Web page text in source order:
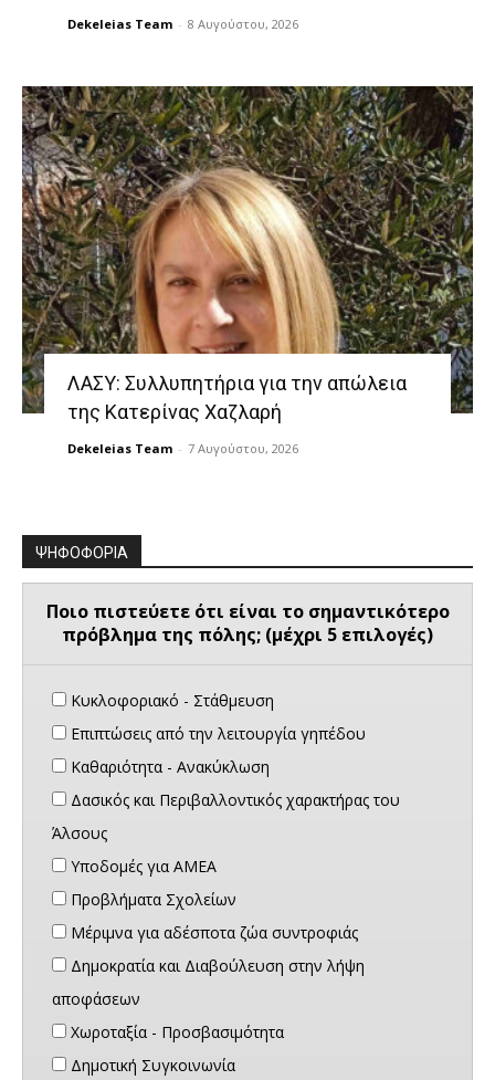
Dekeleias Team - 8 Αυγούστου, 2026
ΛΑΣΥ: Συλλυπητήρια για την απώλεια
της Κατερίνας Χαζλαρή
Dekeleias Team - 7 Αυγούστου, 2026
ΨΗΦΟΦΟΡΙΑ
Ποιο πιστεύετε ότι είναι το σημαντικότερο
πρόβλημα της πόλης; (μέχρι 5 επιλογές)
Κυκλοφοριακό - Στάθμευση
Επιπτώσεις από την λειτουργία γηπέδου
Καθαριότητα - Ανακύκλωση
Δασικός και Περιβαλλοντικός χαρακτήρας του
Άλσους
Υποδομές για ΑΜΕΑ
Προβλήματα Σχολείων
Μέριμνα για αδέσποτα ζώα συντροφιάς
Δημοκρατία και Διαβούλευση στην λήψη
αποφάσεων
Χωροταξία - Προσβασιμότητα
Δημοτική Συγκοινωνία